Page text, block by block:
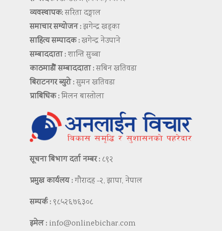
व्यवस्थापक:सरिता दङ्गाल
समाचार सम्योजन :झगेन्द्र खड्का
साहित्य सम्पादक :खगेन्द्र नेउपाने
सम्बाददाता :शान्ति सुब्बा
काठमाडौं सम्बाददाता :सबिन खतिवडा
बिराटनगर ब्युरो :सुमन खतिवडा
प्राबिधिक :मिलन बास्तोला
सूचना बिभाग दर्ता नम्बर : ८९२
प्रमुख कार्यलय :गौरादह -२, झापा, नेपाल
सम्पर्क : ९८५२६७६३०८
इमेल : info@onlinebichar.com